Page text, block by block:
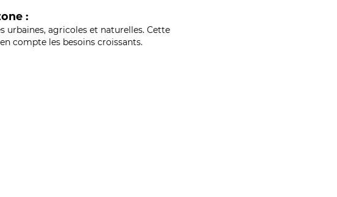
:
urbaines, agricoles et naturelles. Cette
compte les besoins croissants.